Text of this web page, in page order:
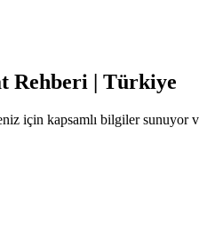
Rehberi | Türkiye
için kapsamlı bilgiler sunuyor